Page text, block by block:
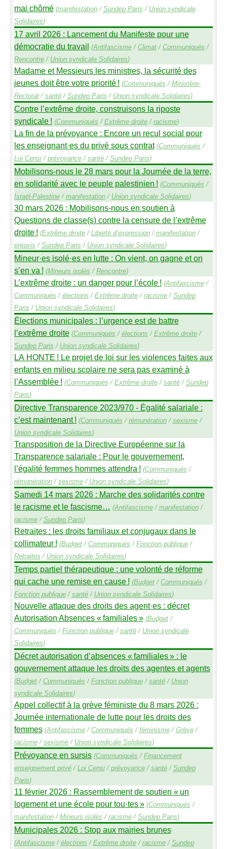
mai chômé (manifestation/ SundepParis / Union syndicale
Solidaires)
17 avril 2026 : Lancement du Manifeste pour une
démocratie du travail (Antifascisme/ Climat/ Communiqués /
Rencontre/ Union syndicale Solidaires)
Madame et Messieurs les ministres, la sécurité des
jeunes doit être votre priorité ! (Communiqués / Ministère-
Rectorat/ santé/ SundepParis / Union syndicale Solidaires)
Contre l’extrême droite, construisons la riposte
syndicale ! (Communiqués / Extrême droite/ racisme)
La fin de la prévoyance : Encore un recul social pour
les enseignant·es du privé sous contrat (Communiqués /
Loi Censi/ prévoyance/ santé/ SundepParis)
Mobilisons-nous le 28 mars pour la Journée de la terre,
en solidarité avec le peuple palestinien ! (Communiqués /
Israël-Palestine/ manifestation/ Union syndicale Solidaires)
30 mars 2026 : Mobilisons-nous en soutien à
Questions de classe(s) contre la censure de l’extrême
droite ! (Extrême droite/ Liberté d’expression/ manifestation/
préavis / SundepParis / Union syndicale Solidaires)
Mineur·es isolé·es en lutte : On vient, on gagne et on
s’en va ! (Mineurs isolés / Rencontre)
L’extrême droite : un danger pour l’école ! (Antifascisme/
Communiqués / élections / Extrême droite/ racisme/ Sundep
Paris / Union syndicale Solidaires)
Élections municipales : l’urgence est de battre
l’extrême droite (Communiqués / élections / Extrême droite/
SundepParis / Union syndicale Solidaires)
LA HONTE ! Le projet de loi sur les violences faites aux
enfants en milieu scolaire ne sera pas examiné à
l’Assemblée ! (Communiqués / Extrême droite/ santé/ Sundep
Paris)
Directive Transparence 2023/970 - Égalité salariale :
c’est maintenant ! (Communiqués / rémunération/ sexisme/
Union syndicale Solidaires)
Transposition de la Directive Européenne sur la
Transparence salariale : Pour le gouvernement,
l’égalité femmes hommes attendra ! (Communiqués /
rémunération/ sexisme/ Union syndicale Solidaires)
Samedi 14 mars 2026 : Marche des solidarités contre
le racisme et le fascisme…
(Antifascisme/ manifestation/
racisme/ SundepParis)
Retraites : les droits familiaux et conjugaux dans le
collimateur ! (Budget/ Communiqués / Fonction publique/
Retraites / Union syndicale Solidaires)
Temps partiel thérapeutique : une volonté de réforme
qui cache une remise en cause ! (Budget/ Communiqués /
Fonction publique/ santé/ Union syndicale Solidaires)
Nouvelle attaque des droits des agent·es : décret
Autorisation Absences «familiales» (Budget/
Communiqués / Fonction publique/ santé/ Union syndicale
Solidaires)
Décret autorisation d’absences « familiales» : le
gouvernement attaque les droits des agentes et agents
(Budget/ Communiqués / Fonction publique/ santé/ Union
syndicale Solidaires)
Appel collectif à la grève féministe du 8 mars 2026 :
Journée internationale de lutte pour les droits des
femmes (Antifascisme/ Communiqués / féminisme/ Grève/
racisme/ sexisme/ Union syndicale Solidaires)
Prévoyance en sursis (Communiqués / Financement
enseignement privé/ Loi Censi/ prévoyance/ santé/ Sundep
Paris)
11 février 2026 : Rassemblement de soutien « un
logement et une école pour tou·tes» (Communiqués /
manifestation/ Mineurs isolés / racisme/ SundepParis)
Municipales 2026 : Stop aux mairies brunes
(Antifascisme/ élections / Extrême droite/ racisme/ Sundep